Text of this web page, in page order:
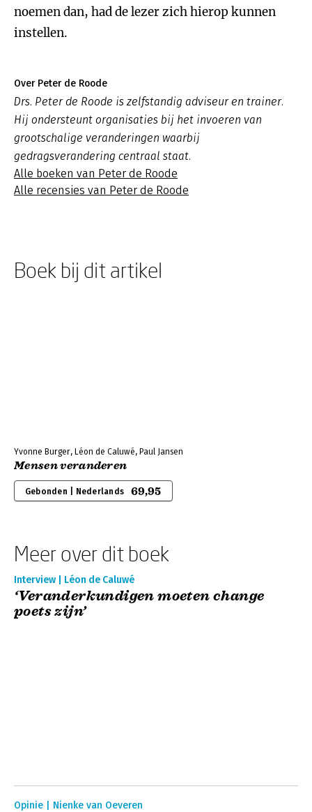
noemen dan, had de lezer zich hierop kunnen
instellen.
Over Peter de Roode
Drs. Peter de Roode is zelfstandig adviseur en trainer.
Hij ondersteunt organisaties bij het invoeren van
grootschalige veranderingen waarbij
gedragsverandering centraal staat.
Alle boeken van Peter de Roode
Alle recensies van Peter de Roode
Boek bij dit artikel
Yvonne Burger, Léon de Caluwé, Paul Jansen
Mensen veranderen
Gebonden | Nederlands 69,95
Meer over dit boek
Interview | Léon de Caluwé
‘Veranderkundigen moeten change
poets zijn’
Opinie | Nienke van Oeveren